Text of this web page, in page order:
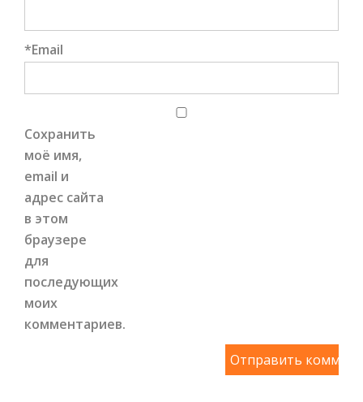
Email
*
Сохранить
моё имя,
email и
адрес сайта
в этом
браузере
для
последующих
моих
комментариев.